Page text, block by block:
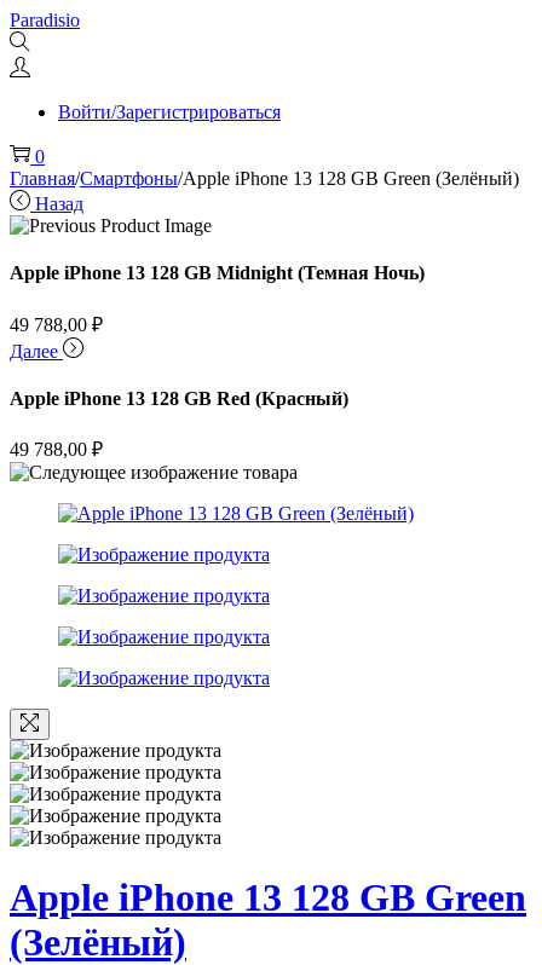
Перейти
к
навигации
Перейти
к
содержимому
Paradisio
Войти/Зарегистрироваться
0
Главная/Смартфоны/Apple iPhone 13 128 GB Green (Зелёный)
Назад
Apple iPhone 13 128 GB Midnight (Темная Ночь)
49 788,00 ₽
Далее
Apple iPhone 13 128 GB Red (Красный)
49 788,00 ₽
Apple iPhone 13 128 GB Green
(Зелёный)